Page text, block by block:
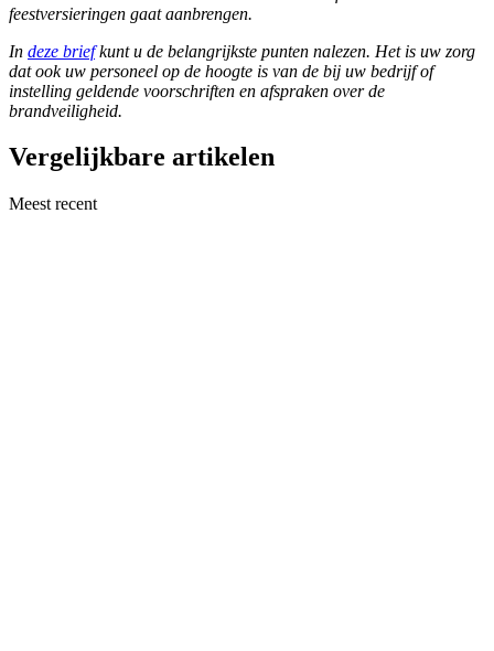
feestversieringen gaat aanbrengen.
In deze briefkunt u de belangrijkste punten nalezen. Het is uw zorg
dat ook uw personeel op de hoogte is van de bij uw bedrijf of
instelling geldende voorschriften en afspraken over de
brandveiligheid.
Vergelijkbare artikelen
Meest recent